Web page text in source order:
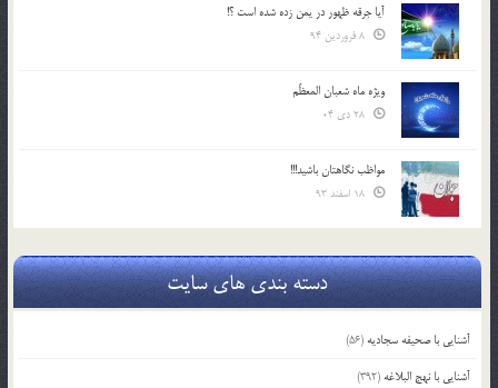
آیا جرقه ظهور در یمن زده شده است ؟!
ویژه ماه شعبان المعظّم
مواظب نگاهتان باشید!!!
دسته بندی های سایت
آشنایی با صحیفه سجادیه (56)
آشنایی با نهج البلاغه (392)